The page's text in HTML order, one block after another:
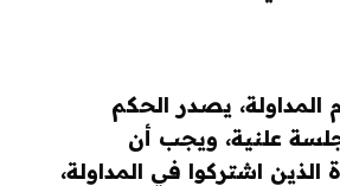
المداولة، يصدر الحكم
علنية، ويجب أن
اشتركوا في المداولة،